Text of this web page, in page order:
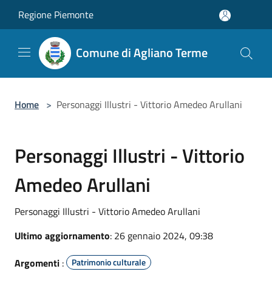
Regione Piemonte
Comune di Agliano Terme
Home > Personaggi Illustri - Vittorio Amedeo Arullani
Personaggi Illustri - Vittorio
Amedeo Arullani
Personaggi Illustri - Vittorio Amedeo Arullani
Ultimo aggiornamento: 26 gennaio 2024, 09:38
Argomenti : Patrimonio culturale